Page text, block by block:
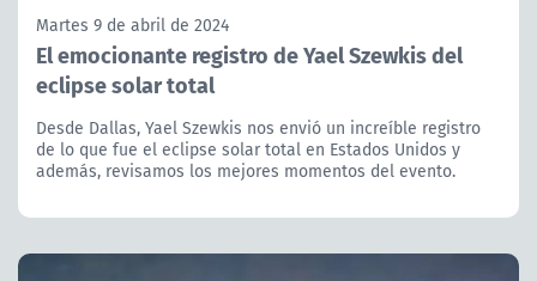
Martes 9 de abril de 2024
El emocionante registro de Yael Szewkis del
eclipse solar total
Desde Dallas, Yael Szewkis nos envió un increíble registro
de lo que fue el eclipse solar total en Estados Unidos y
además, revisamos los mejores momentos del evento.